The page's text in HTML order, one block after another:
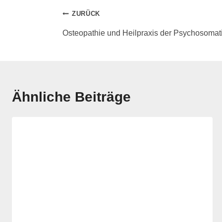
ZURÜCK
Osteopathie und Heilpraxis der
Ähnliche Beiträge